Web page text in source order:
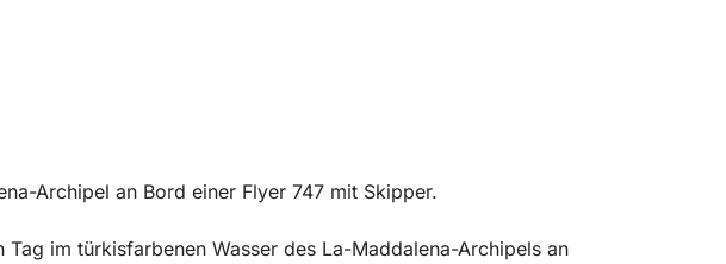
Archipel an Bord einer Flyer 747 mit Skipper.
Tag im türkisfarbenen Wasser des La-Maddalena-Archipels an